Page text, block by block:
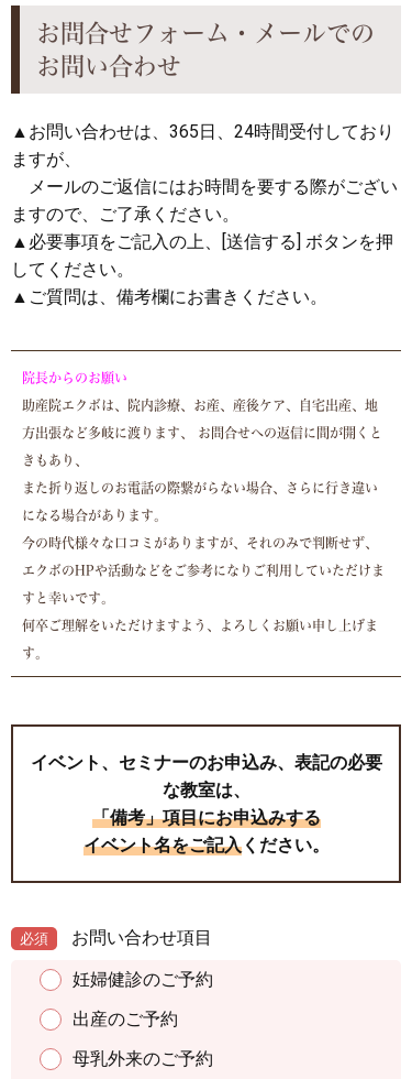
お問合せフォーム・メールでの
お問い合わせ
▲お問い合わせは、365日、24時間受付しており
ますが、
メールのご返信にはお時間を要する際がござい
ますので、ご了承ください。
▲必要事項をご記入の上、[送信する] ボタンを押
してください。
▲ご質問は、備考欄にお書きください。
院長からのお願い
助産院エクボは、院内診療、お産、産後ケア、自宅出産、地
方出張など多岐に渡ります、 お問合せへの返信に間が開くと
きもあり、
また折り返しのお電話の際繋がらない場合、さらに行き違い
になる場合があります。
今の時代様々な口コミがありますが、それのみで判断せず、
エクボのHPや活動などをご参考になりご利用していただけま
すと幸いです。
何卒ご理解をいただけますよう、よろしくお願い申し上げま
す。
イベント、セミナーのお申込み、表記の必要
な教室は、
「備考」項目にお申込みする
イベント名をご記入ください。
必須
お問い合わせ項目
妊婦健診のご予約
出産のご予約
母乳外来のご予約